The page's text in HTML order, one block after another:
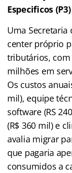
Especificos (P3)
Uma Secretaria
center próprio
tributários,
milhões em
Os custos
mil), equipe
software (RS
(R$ 360 mil) e
avalia migrar
que pagaria
consumidos a